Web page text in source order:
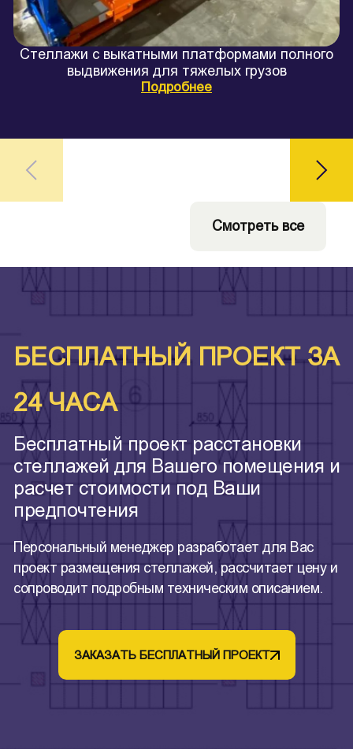
Стеллажи с выкатными платформами полного
выдвижения для тяжелых грузов
Подробнее
Смотреть все
БЕСПЛАТНЫЙ ПРОЕКТ ЗА
24 ЧАСА
Бесплатный проект расстановки
стеллажей для Вашего помещения и
расчет стоимости под Ваши
предпочтения
Персональный менеджер разработает для Вас
проект размещения стеллажей, рассчитает цену и
сопроводит подробным техническим описанием.
ЗАКАЗАТЬ БЕСПЛАТНЫЙ ПРОЕКТ